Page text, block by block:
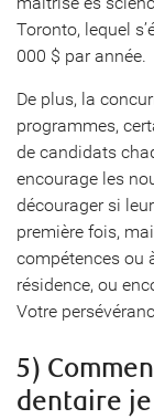
Toronto, lequel
000 $ par année.
De plus, la
programmes,
de candidats
encourage les
décourager si
première fois,
compétences ou
résidence, ou
Votre
5)
dentaire